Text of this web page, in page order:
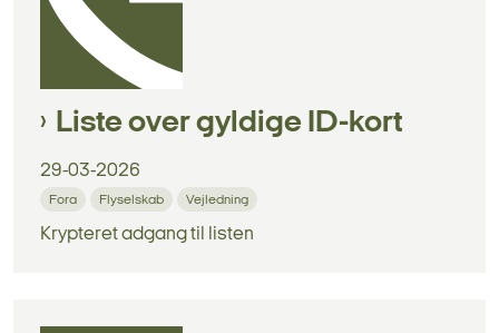
Liste over gyldige ID-kort
29-03-2026
Fora Flyselskab Vejledning
Krypteret adgang til listen